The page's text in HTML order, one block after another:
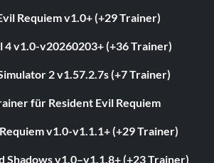
Requiem v1.0+ (+29 Trainer)
4 v1.0-v20260203+ (+36 Trainer)
2 v1.57.2.7s (+7 Trainer)
für Resident Evil Requiem
v1.0-v1.1.1+ (+29 Trainer)
Shadows v1.0–v1.1.8+ (+23 Trainer)